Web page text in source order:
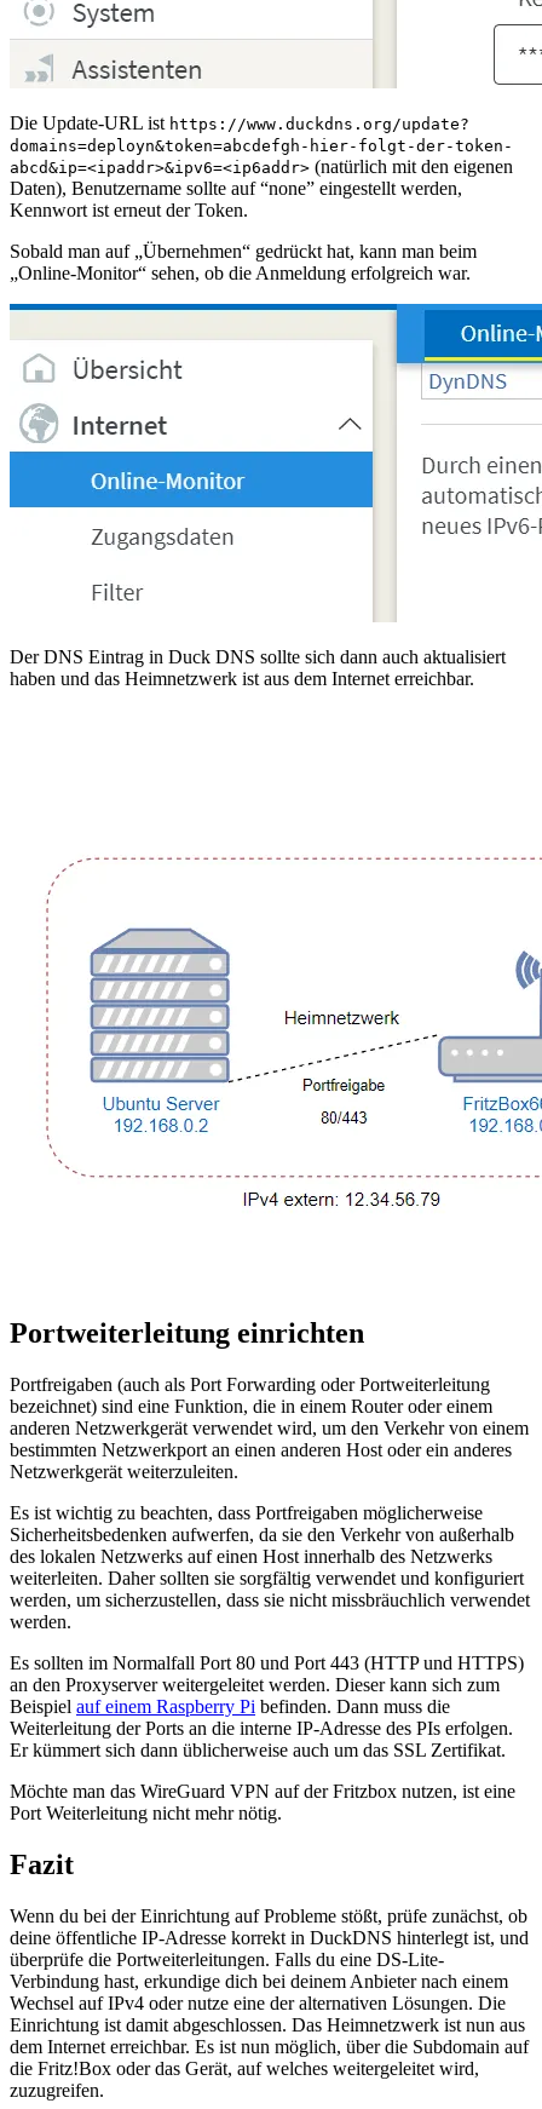
Die Update-URL ist https://www.duckdns.org/update?
domains=deployn&token=abcdefgh-hier-folgt-der-token-
abcd&ip=<ipaddr>&ipv6=<ip6addr> (natürlich mit den eigenen
Daten), Benutzername sollte auf “none” eingestellt werden,
Kennwort ist erneut der Token.
Sobald man auf „Übernehmen“ gedrückt hat, kann man beim
„Online-Monitor“ sehen, ob die Anmeldung erfolgreich war.
Der DNS Eintrag in Duck DNS sollte sich dann auch aktualisiert
haben und das Heimnetzwerk ist aus dem Internet erreichbar.
Portweiterleitung einrichten
Portfreigaben (auch als Port Forwarding oder Portweiterleitung
bezeichnet) sind eine Funktion, die in einem Router oder einem
anderen Netzwerkgerät verwendet wird, um den Verkehr von einem
bestimmten Netzwerkport an einen anderen Host oder ein anderes
Netzwerkgerät weiterzuleiten.
Es ist wichtig zu beachten, dass Portfreigaben möglicherweise
Sicherheitsbedenken aufwerfen, da sie den Verkehr von außerhalb
des lokalen Netzwerks auf einen Host innerhalb des Netzwerks
weiterleiten. Daher sollten sie sorgfältig verwendet und konfiguriert
werden, um sicherzustellen, dass sie nicht missbräuchlich verwendet
werden.
Es sollten im Normalfall Port 80 und Port 443 (HTTP und HTTPS)
an den Proxyserver weitergeleitet werden. Dieser kann sich zum
Beispiel auf einem Raspberry Pi befinden. Dann muss die
Weiterleitung der Ports an die interne IP-Adresse des PIs erfolgen.
Er kümmert sich dann üblicherweise auch um das SSL Zertifikat.
Möchte man das WireGuard VPN auf der Fritzbox nutzen, ist eine
Port Weiterleitung nicht mehr nötig.
Fazit
Wenn du bei der Einrichtung auf Probleme stößt, prüfe zunächst, ob
deine öffentliche IP-Adresse korrekt in DuckDNS hinterlegt ist, und
überprüfe die Portweiterleitungen. Falls du eine DS-Lite-
Verbindung hast, erkundige dich bei deinem Anbieter nach einem
Wechsel auf IPv4 oder nutze eine der alternativen Lösungen. Die
Einrichtung ist damit abgeschlossen. Das Heimnetzwerk ist nun aus
dem Internet erreichbar. Es ist nun möglich, über die Subdomain auf
die Fritz!Box oder das Gerät, auf welches weitergeleitet wird,
zuzugreifen.